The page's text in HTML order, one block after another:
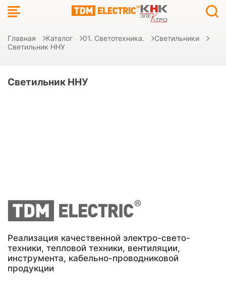
Главная Каталог 01. Светотехника.
Светильники
Светильник ННУ
Светильник ННУ
Реализация качественной электро-свето-
техники, тепловой техники, вентиляции,
инструмента, кабельно-проводниковой
продукции